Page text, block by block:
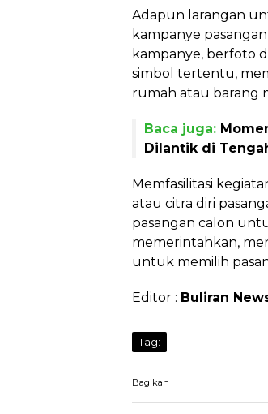
Adapun larangan
kampanye
kampanye, berfoto
simbol tertentu,
rumah atau barang
Baca juga:
Dilantik di
Memfasilitasi
atau citra diri
pasangan calon
memerintahkan,
untuk memilih
Editor : Buliran
Tag:
Bagikan